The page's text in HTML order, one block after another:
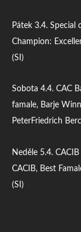
Pátek 3.4.
Champion:
(SI)
Sobota 4.4. CAC
famale, Barje
PeterFriedrich
Neděle 5.4.
CACIB, Best
(SI)